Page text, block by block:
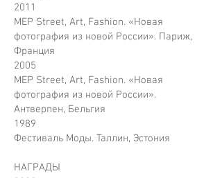
2011
MEP Street, Art, Fashion. «Новая
фотография из новой России». Париж,
Франция
2005
MEP Street, Art, Fashion. «Новая
фотография из новой России».
Антверпен, Бельгия
1989
Фестиваль Моды. Таллин, Эстония
НАГРАДЫ